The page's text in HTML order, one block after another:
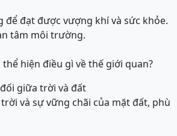
để đạt được vượng khí và sức khỏe.
tâm môi trường.
hiện điều gì về thế giới quan?
giữa trời và đất
và sự vững chãi của mặt đất, phù